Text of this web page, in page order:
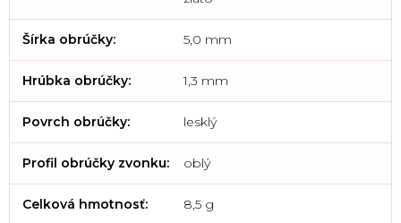
Šírka obrúčky: 5,0 mm
Hrúbka obrúčky: 1,3 mm
Povrch obrúčky: lesklý
Profil obrúčky zvonku: oblý
Celková hmotnosť: 8,5 g